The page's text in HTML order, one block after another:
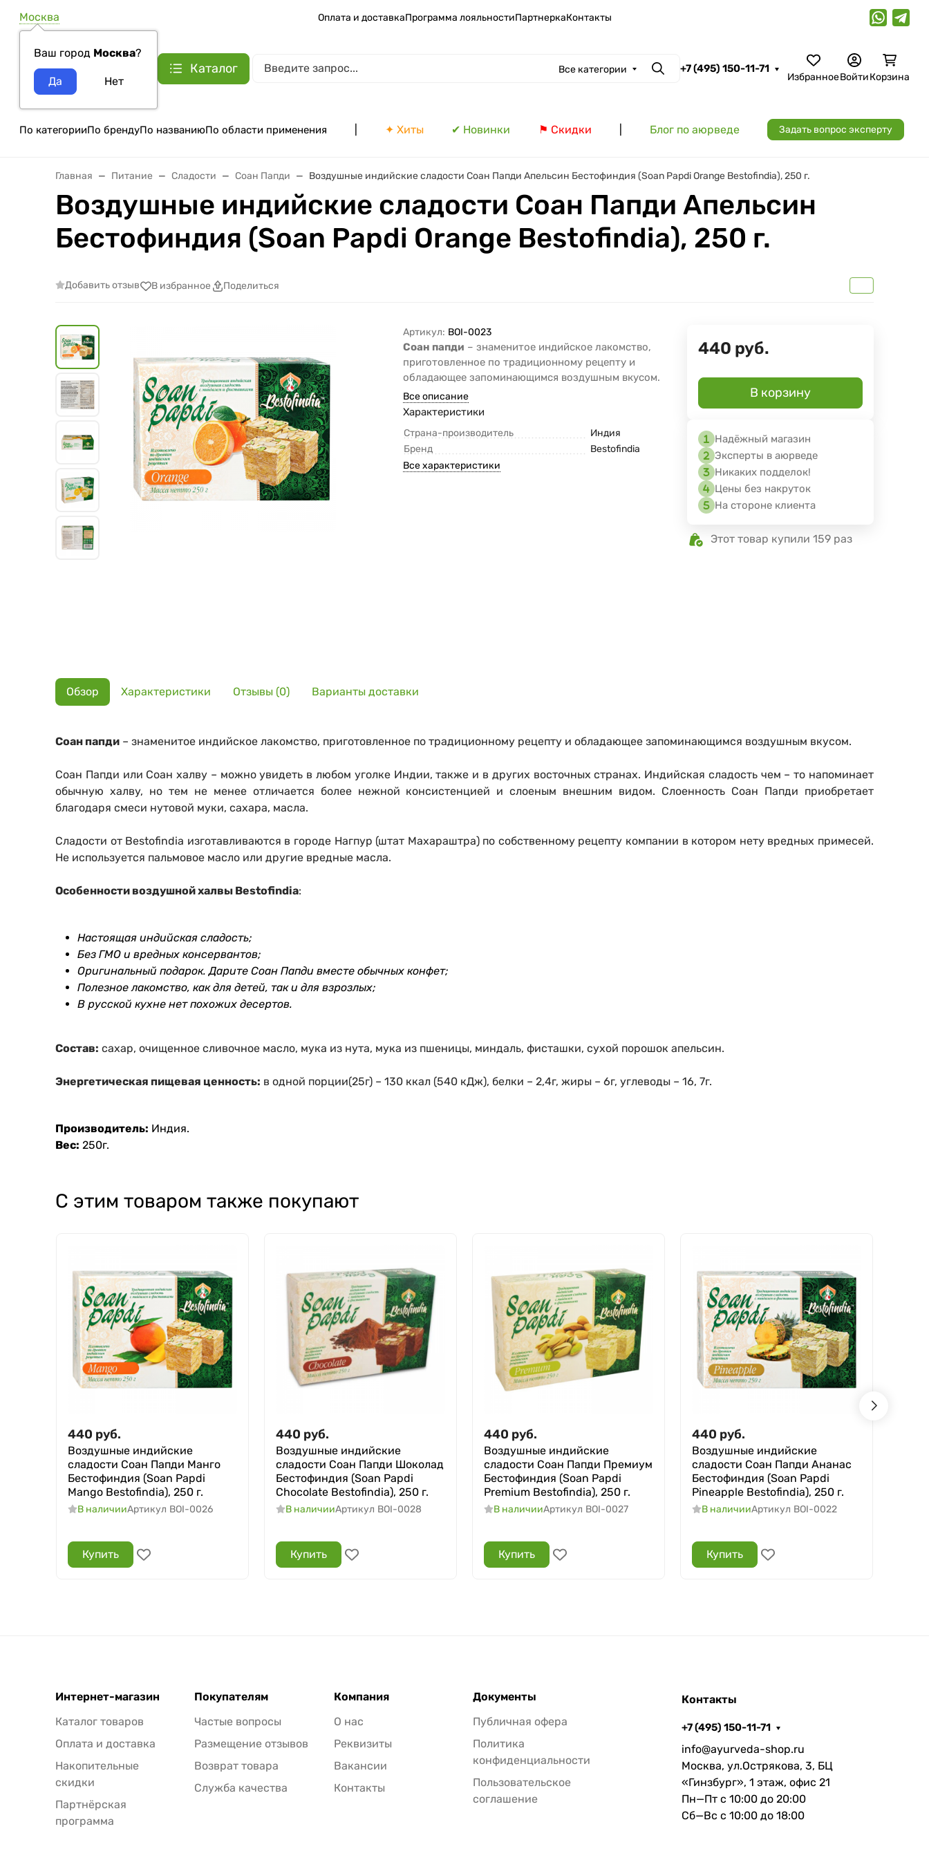
Москва
Ваш город Москва?
Оплата и доставкаПрограмма лояльностиПартнеркаКонтакты
Каталог Все категории Поиск
+7 (495) 150-11-71
ИзбранноеВойтиКорзина
По категорииПо брендуПо названиюПо области применения ✦ Хиты ✔ Новинки ⚑ Скидки Блог по аюрведе Задать вопрос эксперту
Главная Питание Сладости Соан Папди Воздушные индийские сладости Соан Папди Апельсин Бестофиндия (Soan Papdi Orange Bestofindia), 250 г.
Воздушные индийские сладости Соан Папди Апельсин
Бестофиндия (Soan Papdi Orange Bestofindia), 250 г.
Добавить отзыв В избранное Поделиться
Артикул: BOI-0023
Соан папди – знаменитое индийское лакомство,
приготовленное по традиционному рецепту и
обладающее запоминающимся воздушным вкусом.
Все описание
Характеристики
Страна-производитель
Индия
Бренд
Bestofindia
Все характеристики
440 руб.
В корзину
Надёжный магазин
Эксперты в аюрведе
Никаких подделок!
Цены без накруток
На стороне клиента
Этот товар купили 159 раз
Обзор Характеристики Отзывы (0) Варианты доставки
Соан папди – знаменитое индийское лакомство, приготовленное по традиционному рецепту и обладающее запоминающимся воздушным вкусом.
Соан Папди или Соан халву – можно увидеть в любом уголке Индии, также и в других восточных странах. Индийская сладость чем – то напоминает
обычную халву, но тем не менее отличается более нежной консистенцией и слоеным внешним видом. Слоенность Соан Папди приобретает
благодаря смеси нутовой муки, сахара, масла.
Сладости от Bestofindia изготавливаются в городе Нагпур (штат Махараштра) по собственному рецепту компании в котором нету вредных примесей.
Не используется пальмовое масло или другие вредные масла.
Особенности воздушной халвы Bestofindia:
Настоящая индийская сладость;
Без ГМО и вредных консервантов;
Оригинальный подарок. Дарите Соан Папди вместе обычных конфет;
Полезное лакомство, как для детей, так и для взрозлых;
В русской кухне нет похожих десертов.
Состав: сахар, очищенное сливочное масло, мука из нута, мука из пшеницы, миндаль, фисташки, сухой порошок апельсин.
Энергетическая пищевая ценность: в одной порции(25г) – 130 ккал (540 кДж), белки – 2,4г, жиры – 6г, углеводы – 16, 7г.
Производитель: Индия.
Вес: 250г.
С этим товаром также покупают
440 руб.
Воздушные индийские
сладости Соан Папди Манго
Бестофиндия (Soan Papdi
Mango Bestofindia), 250 г.
В наличииАртикул BOI-0026
Купить
440 руб.
Воздушные индийские
сладости Соан Папди Шоколад
Бестофиндия (Soan Papdi
Chocolate Bestofindia), 250 г.
В наличииАртикул BOI-0028
Купить
440 руб.
Воздушные индийские
сладости Соан Папди Премиум
Бестофиндия (Soan Papdi
Premium Bestofindia), 250 г.
В наличииАртикул BOI-0027
Купить
440 руб.
Воздушные индийские
сладости Соан Папди Ананас
Бестофиндия (Soan Papdi
Pineapple Bestofindia), 250 г.
В наличииАртикул BOI-0022
Купить
Интернет-магазин
Каталог товаров
Оплата и доставка
Накопительные
скидки
Партнёрская
программа
Покупателям
Частые вопросы
Размещение отзывов
Возврат товара
Служба качества
Компания
О нас
Реквизиты
Вакансии
Контакты
Документы
Публичная офера
Политика
конфиденциальности
Пользовательское
соглашение
Контакты
+7 (495) 150-11-71
info@ayurveda-shop.ru
Москва, ул.Острякова, 3, БЦ
«Гинзбург», 1 этаж, офис 21
Пн—Пт с 10:00 до 20:00
Сб—Вс с 10:00 до 18:00